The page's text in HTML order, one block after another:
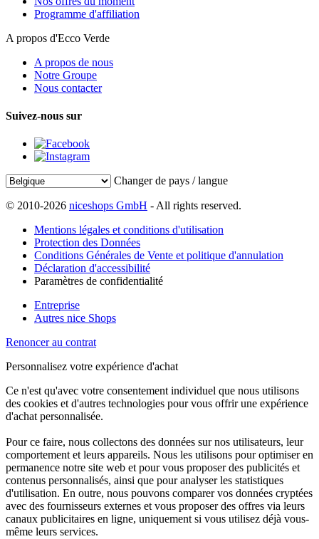
Programme d'affiliation
A propos d'Ecco Verde
A propos de nous
Notre Groupe
Nous contacter
Suivez-nous sur
Changer de pays / langue
© 2010-2026 niceshops GmbH - All rights reserved.
Mentions légales et conditions d'utilisation
Protection des Données
Conditions Générales de Vente et politique d'annulation
Déclaration d'accessibilité
Paramètres de confidentialité
Entreprise
Autres nice Shops
Renoncer au contrat
Personnalisez votre expérience d'achat
Ce n'est qu'avec votre consentement individuel que nous utilisons
des cookies et d'autres technologies pour vous offrir une expérience
d'achat personnalisée.
Pour ce faire, nous collectons des données sur nos utilisateurs, leur
comportement et leurs appareils. Nous les utilisons pour optimiser en
permanence notre site web et pour vous proposer des publicités et
contenus personnalisés, ainsi que pour analyser les statistiques
d'utilisation. En outre, nous pouvons comparer vos données cryptées
avec des fournisseurs externes et vous proposer des offres via leurs
canaux publicitaires en ligne, uniquement si vous utilisez déjà vous-
même leurs services.